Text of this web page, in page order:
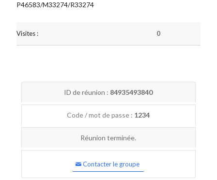
P46583/M33274/R33274
Visites : 0
ID de réunion : 84935493840
Code / mot de passe : 1234
Réunion terminée.
Contacter le groupe